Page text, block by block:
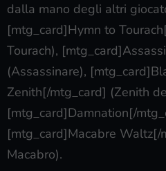
dalla mano degli altri
[mtg_card]Hymn to
Tourach),
(Assassinare),
Zenith[/mtg_card] (Zenith
[mtg_card]Damnation[/
[mtg_card]Macabre Waltz[/
Macabro).